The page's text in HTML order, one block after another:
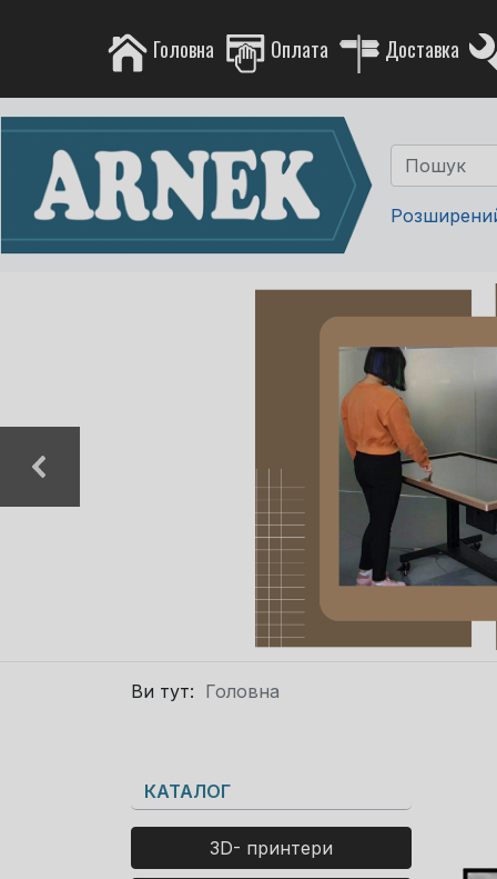
Головна Оплата Доставка
Ви тут: Головна
КАТАЛОГ
3D- принтери